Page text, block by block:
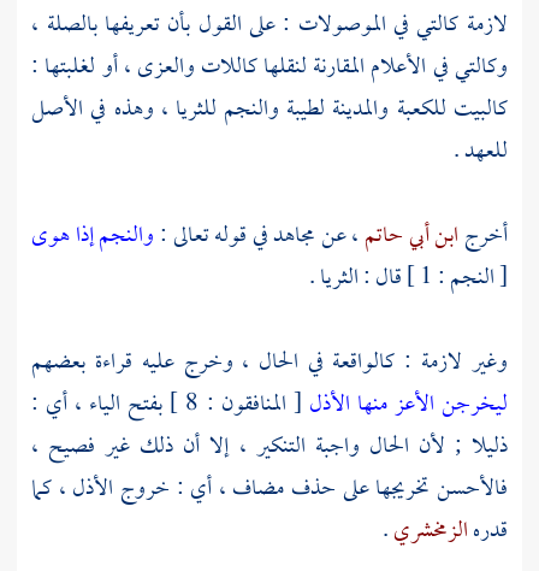
لازمة كالتي في الموصولات : على القول بأن تعريفها بالصلة ،
وكالتي في الأعلام المقارنة لنقلها كاللات والعزى ، أو لغلبتها :
كالبيت للكعبة والمدينة لطيبة والنجم للثريا ، وهذه في الأصل
للعهد .
أخرجابن أبي حاتم، عنمجاهدفي قوله تعالى :والنجم إذا هوى
[ النجم : 1 ] قال : الثريا .
وغير لازمة : كالواقعة في الحال ، وخرج عليه قراءة بعضهم
ليخرجن الأعز منها الأذل
[ المنافقون : 8 ] بفتح الياء ، أي :
ذليلا ; لأن الحال واجبة التنكير ، إلا أن ذلك غير فصيح ،
فالأحسن تخريجها على حذف مضاف ، أي : خروج الأذل ، كما
قدرهالزمخشري.